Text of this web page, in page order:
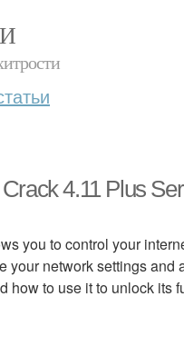
4.11 Plus
you to control your
your network settings
how to use it to unlock its